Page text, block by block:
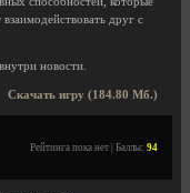
взаимодействовать друг с
новости.
Скачать игру (184.80 Мб.)
Рейтинга пока нет | Баллы: 94